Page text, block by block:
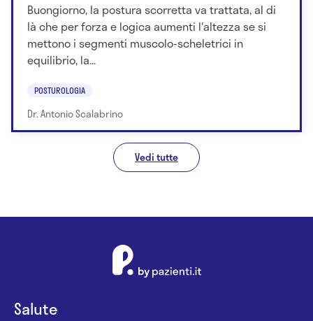
Buongiorno, la postura scorretta va trattata, al di
là che per forza e logica aumenti l'altezza se si
mettono i segmenti muscolo-scheletrici in
equilibrio, la...
POSTUROLOGIA
Dr. Antonio Scalabrino
Vedi tutte
Salute